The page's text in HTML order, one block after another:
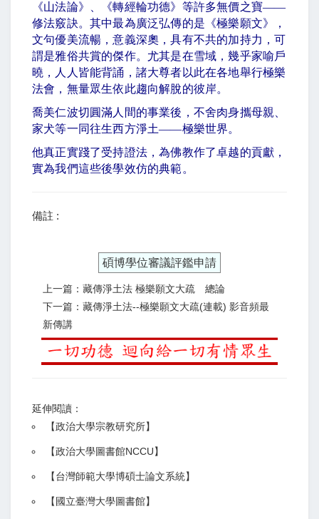
《山法論》、《轉經輪功德》等許多無價之寶——
修法竅訣。其中最為廣泛弘傳的是《極樂願文》，
文句優美流暢，意義深奧，具有不共的加持力，可
謂是雅俗共賞的傑作。尤其是在雪域，幾乎家喻戶
曉，人人皆能背誦，諸大尊者以此在各地舉行極樂
法會，無量眾生依此趨向解脫的彼岸。
喬美仁波切圓滿人間的事業後，不舍肉身攜母親、
家犬等一同往生西方淨土——極樂世界。
他真正實踐了受持證法，為佛教作了卓越的貢獻，
實為我們這些後學效仿的典範。
備註 :
碩博學位審議評鑑申請
上一篇：藏傳淨土法 極樂願文大疏 總論
下一篇：藏傳淨土法--極樂願文大疏(連載) 影音頻最
新傳講
延伸閱讀：
【政治大學宗教研究所】
【政治大學圖書館NCCU】
【台灣師範大學博碩士論文系統】
【 國立臺灣大學圖書館】